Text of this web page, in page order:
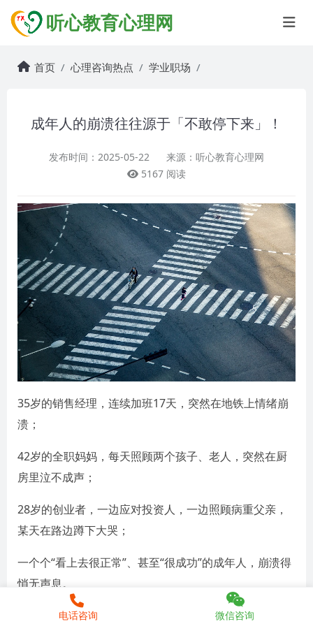
听心教育心理网
首页 心理咨询热点 学业职场
成年人的崩溃往往源于「不敢停下来」！
发布时间：2025-05-22
来源：听心教育心理网
5167 阅读
35岁的销售经理，连续加班17天，突然在地铁上情绪崩
溃；
42岁的全职妈妈，每天照顾两个孩子、老人，突然在厨
房里泣不成声；
28岁的创业者，一边应对投资人，一边照顾病重父亲，
某天在路边蹲下大哭；
一个个“看上去很正常”、甚至“很成功”的成年人，崩溃得
悄无声息。
他们有一个共同点：不敢停下来。
电话咨询 微信咨询